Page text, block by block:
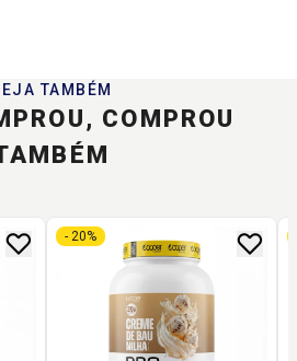
TAMBÉM
COMPROU
- 20%